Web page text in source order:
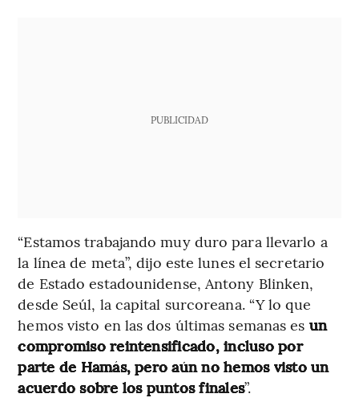
PUBLICIDAD
“Estamos trabajando muy duro para llevarlo a
la línea de meta”, dijo este lunes el secretario
de Estado estadounidense, Antony Blinken,
desde Seúl, la capital surcoreana. “Y lo que
hemos visto en las dos últimas semanas es un
compromiso reintensificado, incluso por
parte de Hamás, pero aún no hemos visto un
acuerdo sobre los puntos finales”.